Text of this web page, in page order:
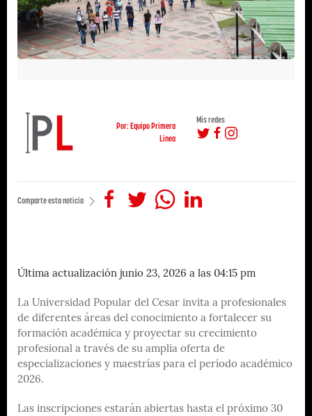
Por: Equipo Primera
Linea
Mis redes
Comparte esta noticia
Última actualización junio 23, 2026 a las 04:15 pm
La Universidad Popular del Cesar invita a profesionales
de diferentes áreas del conocimiento a fortalecer su
formación académica y proyectar su crecimiento
profesional a través de su amplia oferta de
especializaciones y maestrías para el período académico
2026.
Las inscripciones estarán abiertas hasta el próximo 30